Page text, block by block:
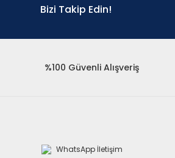
Bizi Takip Edin!
%100 Güvenli Alışveriş
WhatsApp İletişim